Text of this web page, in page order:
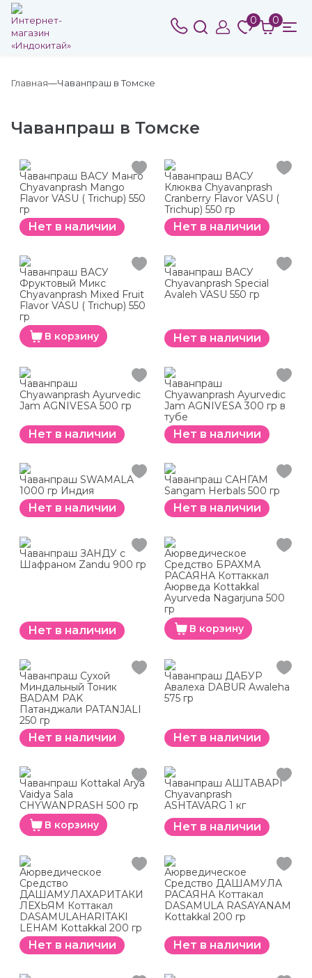
0 0
Главная Чаванпраш в Томске
Чаванпраш в Томске
Чаванпраш ВАСУ Манго
Chyavanprash Mango
Flavor VASU ( Trichup) 550
гр
Нет в наличии
Чаванпраш ВАСУ
Клюква Chyavanprash
Cranberry Flavor VASU (
Trichup) 550 гр
Нет в наличии
Чаванпраш ВАСУ
Фруктовый Микс
Chyavanprash Mixed Fruit
Flavor VASU ( Trichup) 550
гр
В корзину
Чаванпраш ВАСУ
Chyavanprash Special
Avaleh VASU 550 гр
Нет в наличии
Чаванпраш
Chyawanprash Ayurvedic
Jam AGNIVESA 500 гр
Нет в наличии
Чаванпраш
Chyawanprash Ayurvedic
Jam AGNIVESA 300 гр в
тубе
Нет в наличии
Чаванпраш SWAMALA
1000 гр Индия
Нет в наличии
Чаванпраш САНГАМ
Sangam Herbals 500 гр
Нет в наличии
Чаванпраш ЗАНДУ с
Шафраном Zandu 900 гр
Нет в наличии
Аюрведическое
Средство БРАХМА
РАСАЯНА Коттаккал
Аюрведа Kottakkal
Ayurveda Nagarjuna 500
гр
В корзину
Чаванпраш Сухой
Миндальный Тоник
BADAM PAK
Патанджали PATANJALI
250 гр
Нет в наличии
Чаванпраш ДАБУР
Авалеха DABUR Awaleha
575 гр
Нет в наличии
Чаванпраш Kottakal Arya
Vaidya Sala
CHYWANPRASH 500 гр
В корзину
Чаванпраш АШТАВАРГ
Chyavanprash
ASHTAVARG 1 кг
Нет в наличии
Аюрведическое
Средство
ДАШАМУЛАХАРИТАКИ
ЛЕХЬЯМ Коттакал
DASAMULAHARITAKI
LEHAM Kottakkal 200 гр
Нет в наличии
Аюрведическое
Средство ДАШАМУЛА
РАСАЯНА Коттакал
DASAMULA RASAYANAM
Kottakkal 200 гр
Нет в наличии